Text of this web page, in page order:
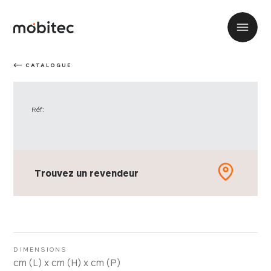
CATALOGUE
Réf:
Trouvez un revendeur
DIMENSIONS
cm (L) x cm (H) x cm (P)